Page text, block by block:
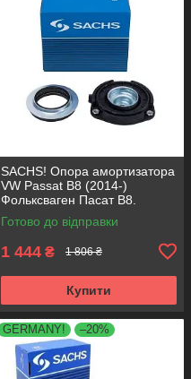
SACHS! Опора амортизатора
VW Passat B8 (2014-)
Фольксваген Пасат B8.
Передня. 803024 , KB657.27 ,
VKDA35167
Готово до відправки
1 444 ₴ 1 806 ₴
Купити
GERMANY! –20%